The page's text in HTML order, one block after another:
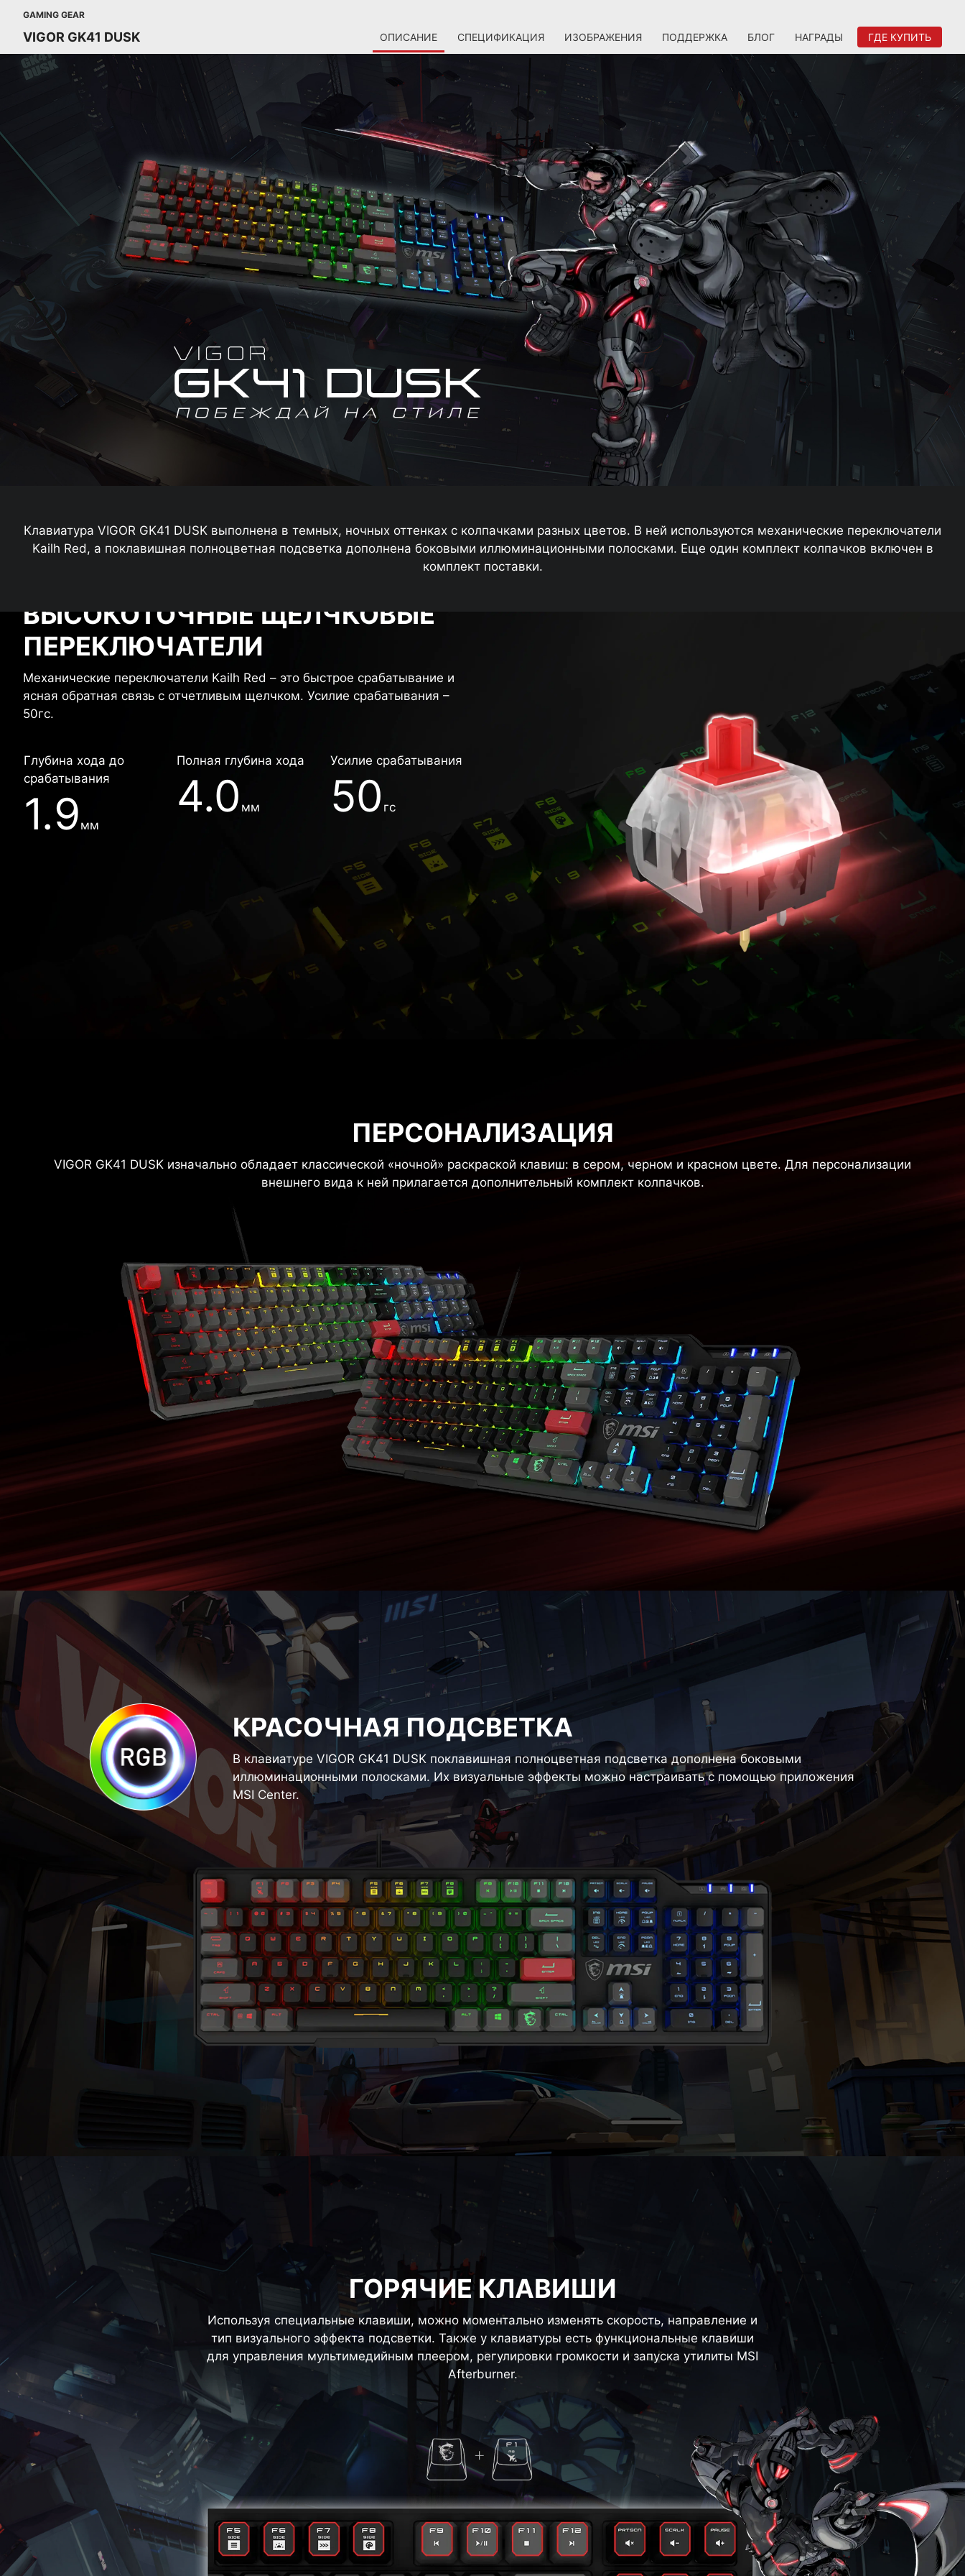
GAMING GEAR
VIGOR GK41 DUSK ОПИСАНИЕ СПЕЦИФИКАЦИЯ ИЗОБРАЖЕНИЯ ПОДДЕРЖКА БЛОГ НАГРАДЫ ГДЕ КУПИТЬ
Клавиатура VIGOR GK41 DUSK выполнена в темных, ночных оттенках с колпачками разных цветов. В ней используются механические переключатели
Kailh Red, а поклавишная полноцветная подсветка дополнена боковыми иллюминационными полосками. Еще один комплект колпачков включен в
комплект поставки.
ВЫСОКОТОЧНЫЕ ЩЕЛЧКОВЫЕ
ПЕРЕКЛЮЧАТЕЛИ
Механические переключатели Kailh Red – это быстрое срабатывание и
ясная обратная связь с отчетливым щелчком. Усилие срабатывания –
50гс.
Глубина хода до
срабатывания
1.9 мм
Полная глубина хода
4.0 мм
Усилие срабатывания
50 гс
ПЕРСОНАЛИЗАЦИЯ
VIGOR GK41 DUSK изначально обладает классической «ночной» раскраской клавиш: в сером, черном и красном цвете. Для персонализации
внешнего вида к ней прилагается дополнительный комплект колпачков.
КРАСОЧНАЯ ПОДСВЕТКА
В клавиатуре VIGOR GK41 DUSK поклавишная полноцветная подсветка дополнена боковыми
иллюминационными полосками. Их визуальные эффекты можно настраивать с помощью приложения
MSI Center.
ГОРЯЧИЕ КЛАВИШИ
Используя специальные клавиши, можно моментально изменять скорость, направление и
тип визуального эффекта подсветки. Также у клавиатуры есть функциональные клавиши
для управления мультимедийным плеером, регулировки громкости и запуска утилиты MSI
Afterburner.